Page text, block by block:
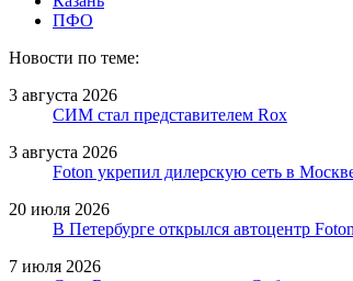
ПФО
Новости по теме:
3 августа 2026
СИМ стал представителем Rox
3 августа 2026
Foton укрепил дилерскую сеть в
20 июля 2026
В Петербурге открылся автоцентр Foton
7 июля 2026